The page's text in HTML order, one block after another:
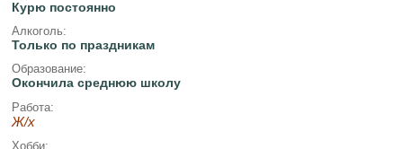
Курю постоянно
Алкоголь:
Только по праздникам
Образование:
Окончила среднюю школу
Работа:
Ж/х
Хобби: